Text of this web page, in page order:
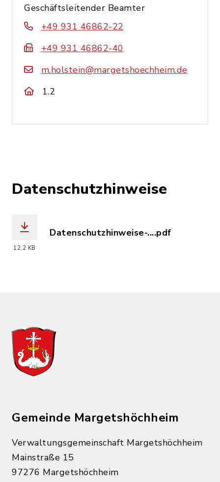
Geschäftsleitender Beamter
+49 931 46862-22
+49 931 46862-40
m.holstein@margetshoechheim.de
1.2
Datenschutzhinweise
12,2 KB
Datenschutzhinweise-....pdf
Gemeinde Margetshöchheim
Verwaltungsgemeinschaft Margetshöchheim
Mainstraße 15
97276 Margetshöchheim